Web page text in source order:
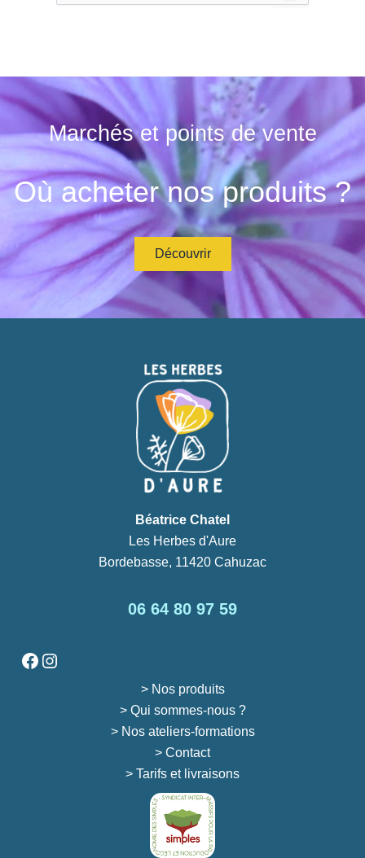
Marchés et points de vente
Où acheter nos produits ?
Découvrir
Béatrice Chatel
Les Herbes d'Aure
Bordebasse, 11420 Cahuzac
06 64 80 97 59
Facebook
Instagram
> Nos produits
> Qui sommes-nous ?
> Nos ateliers-formations
> Contact
> Tarifs et livraisons